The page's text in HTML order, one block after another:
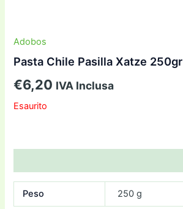
Adobos
Pasta Chile Pasilla Xatze 250gr
€6,20 IVA Inclusa
Esaurito
Peso 250 g